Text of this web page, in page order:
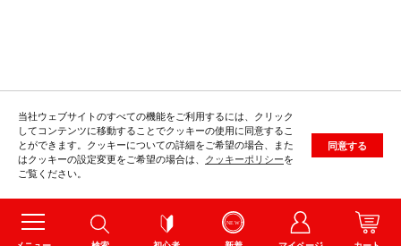
当社ウェブサイトのすべての機能をご利用するには、クリック
してコンテンツに移動することでクッキーの使用に同意するこ
とができます。クッキーについての詳細をご希望の場合、また
はクッキーの設定変更をご希望の場合は、 クッキーポリシーを
ご覧ください。
同意する